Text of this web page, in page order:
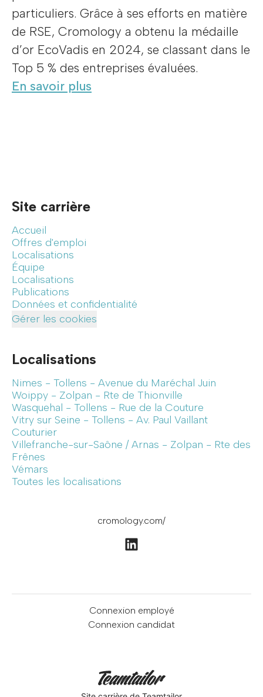
particuliers. Grâce à ses efforts en matière
de RSE, Cromology a obtenu la médaille
d’or EcoVadis en 2024, se classant dans le
Top 5 % des entreprises évaluées.
En savoir plus
Site carrière
Accueil
Offres d'emploi
Localisations
Équipe
Localisations
Publications
Données et confidentialité
Gérer les cookies
Localisations
Nimes - Tollens - Avenue du Maréchal Juin
Woippy - Zolpan - Rte de Thionville
Wasquehal - Tollens - Rue de la Couture
Vitry sur Seine - Tollens - Av. Paul Vaillant
Couturier
Villefranche-sur-Saône / Arnas - Zolpan - Rte des
Frênes
Vémars
Toutes les localisations
cromology.com/
Connexion employé
Connexion candidat